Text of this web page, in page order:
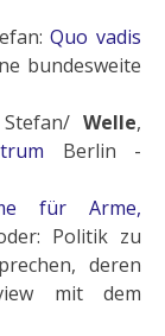
Quo vadis
bundesweite
Welle,
Berlin -
für Arme,
Politik zu
deren
mit dem